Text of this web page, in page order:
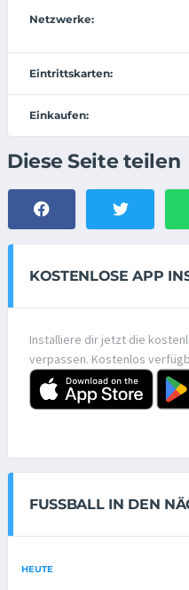
Netzwerke:
Eintrittskarten:
Einkaufen:
Diese Seite teilen
KOSTENLOSE APP
Installiere dir jetzt die
verpassen. Kostenlos
FUSSBALL IN DEN
HEUTE